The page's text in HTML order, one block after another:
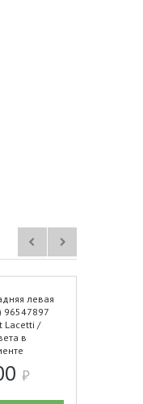
левая
96547897
Lacetti /
в